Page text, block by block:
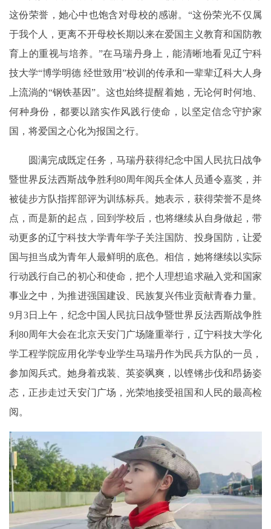
这份荣誉，她心中也饱含对母校的感谢。“这份荣光不仅属
于我个人，更离不开母校长期以来在爱国主义教育和国防教
育上的重视与培养。”在马瑞丹身上，能清晰地看见辽宁科
技大学“博学明德 经世致用”校训的传承和一辈辈辽科大人身
上流淌的“钢铁基因”。这也始终提醒着她，无论何时何地、
何种身份，都要以踏实作风践行使命，以坚定信念守护家
国，将爱国之心化为报国之行。
圆满完成既定任务，马瑞丹获得纪念中国人民抗日战争
暨世界反法西斯战争胜利80周年阅兵全体人员通令嘉奖，并
被徒步方队指挥部评为训练标兵。她表示，获得荣誉不是终
点，而是新的起点，回到学校后，也将继续从自身做起，带
动更多的辽宁科技大学青年学子关注国防、投身国防，让爱
国与担当成为青年人最鲜明的底色。相信，她将继续以实际
行动践行自己的初心和使命，把个人理想追求融入党和国家
事业之中，为推进强国建设、民族复兴伟业贡献青春力量。
9月3日上午，纪念中国人民抗日战争暨世界反法西斯战争胜
利80周年大会在北京天安门广场隆重举行，辽宁科技大学化
学工程学院应用化学专业学生马瑞丹作为民兵方队的一员，
参加阅兵式。她身着戎装、英姿飒爽，以铿锵步伐和昂扬姿
态，正步走过天安门广场，光荣地接受祖国和人民的最高检
阅。